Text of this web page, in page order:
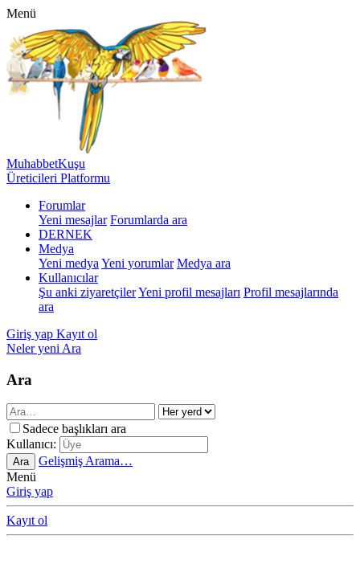
Menü
MuhabbetKuşu
Üreticileri Platformu
Forumlar
Yeni mesajlar Forumlarda ara
DERNEK
Medya
Yeni medya Yeni yorumlar Medya ara
Kullanıcılar
Şu anki ziyaretçilerYeni profil mesajları Profil mesajlarında
ara
Giriş yap Kayıt ol
Neler yeni Ara
Ara
Sadece başlıkları ara
Kullanıcı:
Ara
Gelişmiş Arama…
Menü
Giriş yap
Kayıt ol